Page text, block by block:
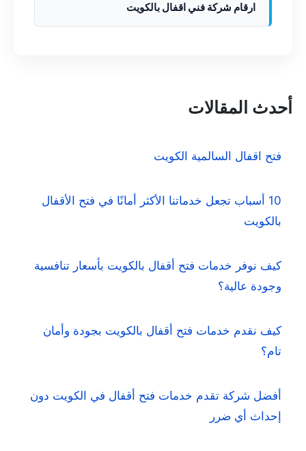
ارقام شركة فني اقفال بالكويت
أحدث المقالات
فتح اقفال السالمية الكويت
10 أسباب تجعل خدماتنا الأكثر أمانًا في فتح الأقفال
بالكويت
كيف نوفر خدمات فتح أقفال بالكويت بأسعار تنافسية
وجودة عالية؟
كيف نقدم خدمات فتح أقفال بالكويت بجودة وأمان
تام؟
أفضل شركة تقدم خدمات فتح أقفال في الكويت دون
إحداث أي ضرر